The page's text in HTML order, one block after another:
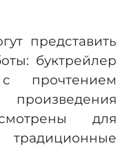
представить
буктрейлер
прочтением
для